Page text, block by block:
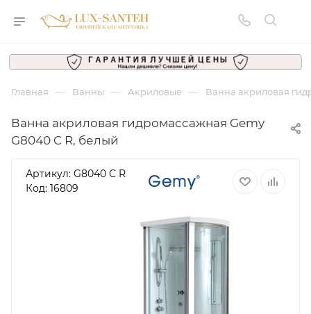
Главная — Ванны — Акриловые — Ванна акриловая
Ванна акриловая гидромассажная Gemy
G8040 C R, белый
Артикул: G8040 C R
Код: 16809